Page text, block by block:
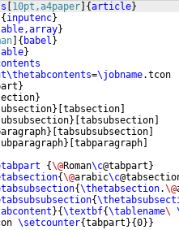
10pt,a4paper {article}
{ inputenc}
}
{ babel }
}
=\jobname.tcon
}
}
} tabsection
} tabsubsection
} tabsubsubsection
} tabparagraph
{\@Roman\c@tabpart }
{\@arabic\c
{\thetabsection.\@
{
}{\textbf{\tablename\
\setcounter{tabpart }{0}}